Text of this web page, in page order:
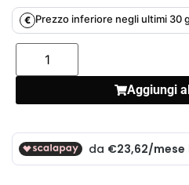
€ Prezzo inferiore negli ultimi 30
Aggiungi